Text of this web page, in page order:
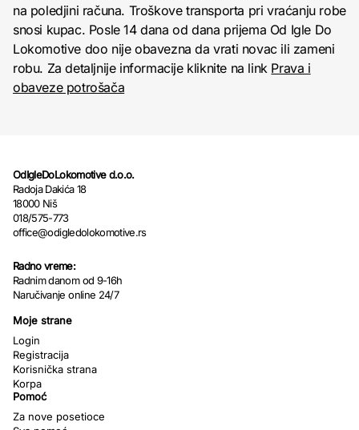
na poledjini računa. Troškove transporta pri vraćanju robe
snosi kupac. Posle 14 dana od dana prijema Od Igle Do
Lokomotive doo nije obavezna da vrati novac ili zameni
robu. Za detaljnije informacije kliknite na link Prava i
obaveze potrošača
OdIgleDoLokomotive d.o.o.
Radoja Dakića 18
18000 Niš
018/575-773
office@odigledolokomotive.rs
Radno vreme:
Radnim danom od 9-16h
Naručivanje online 24/7
Moje strane
Login
Registracija
Korisnička strana
Korpa
Pomoć
Za nove posetioce